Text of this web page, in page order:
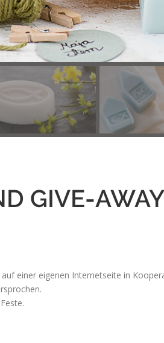
GIVE-
einer eigenen Internetseite in